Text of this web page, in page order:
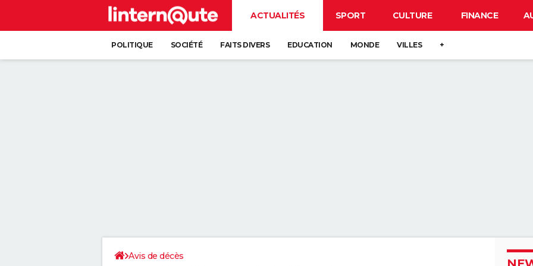
ACTUALITÉS SPORT CULTURE FINANCE
POLITIQUE SOCIÉTÉ FAITS DIVERS EDUCATION MONDE VILLES +
Avis de décès